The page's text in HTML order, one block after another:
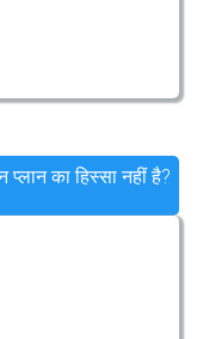
प्लान का हिस्सा नहीं है?